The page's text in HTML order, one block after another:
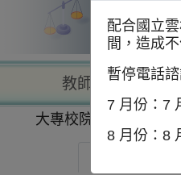
教師查詢
大專校院一覽表
配合國立
間，造成
暫停電話
7 月份：7
8 月份：8